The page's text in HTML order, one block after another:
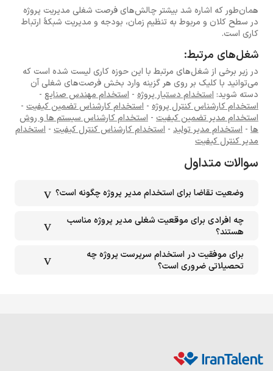
همان‌طور که اشاره شد بیشتر چالش‌های فرصت شغلی مدیریت پروژه
در سطح کلان و مربوط به تنظیم زمان، بودجه و مدیریت شبکهٔ ارتباط
کاری است.
شغل‌های مرتبط:
در زیر برخی از شغل‌های مرتبط با این حوزه کاری لیست شده است که
می‌توانید با کلیک بر روی هر گزینه وارد بخش فرصت‌های شغلی آن
دسته شوید:استخدام دستیار پروژه - استخدام مهندس صنایع -
استخدام کارشناس کنترل پروژه - استخدام کارشناس تضمین کیفیت -
استخدام مدیر تضمین کیفیت - استخدام کارشناس سیستم ها و روش
ها - استخدام مدیر تولید - استخدام کارشناس کنترل کیفیت - استخدام
مدیر کنترل کیفیت
سوالات متداول
وضعیت تقاضا برای استخدام مدیر پروژه چگونه است؟
چه افرادی برای موقعیت شغلی مدیر پروژه مناسب
هستند؟
برای موفقیت در استخدام سرپرست پروژه چه
تحصیلاتی ضروری است؟